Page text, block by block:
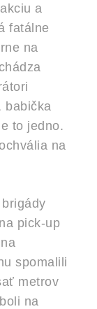
a
fatálne
na
babička
to jedno.
na
pick-up
spomalili
metrov
na